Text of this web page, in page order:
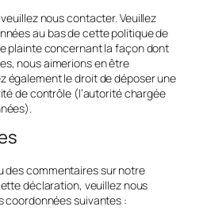
nous contacter. Veuillez
au bas de cette politique de
plainte concernant la façon dont
nous aimerions en être
également le droit de déposer une
de contrôle (l’autorité chargée
des commentaires sur notre
déclaration, veuillez nous
suivantes :